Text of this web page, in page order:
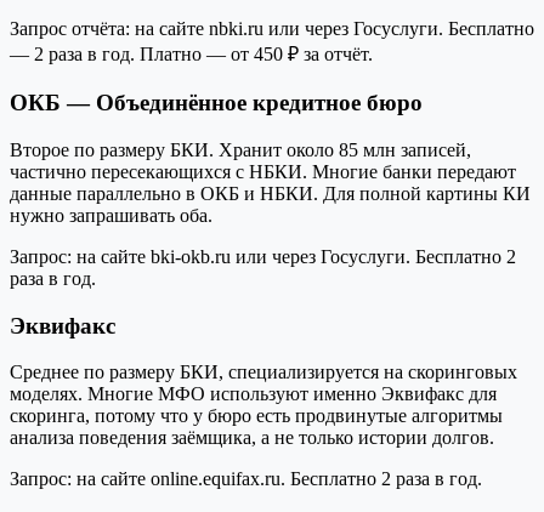
Запрос отчёта: на сайте nbki.ru или через Госуслуги. Бесплатно
— 2 раза в год. Платно — от 450 ₽ за отчёт.
ОКБ — Объединённое кредитное бюро
Второе по размеру БКИ. Хранит около 85 млн записей,
частично пересекающихся с НБКИ. Многие банки передают
данные параллельно в ОКБ и НБКИ. Для полной картины КИ
нужно запрашивать оба.
Запрос: на сайте bki-okb.ru или через Госуслуги. Бесплатно 2
раза в год.
Эквифакс
Среднее по размеру БКИ, специализируется на скоринговых
моделях. Многие МФО используют именно Эквифакс для
скоринга, потому что у бюро есть продвинутые алгоритмы
анализа поведения заёмщика, а не только истории долгов.
Запрос: на сайте online.equifax.ru. Бесплатно 2 раза в год.